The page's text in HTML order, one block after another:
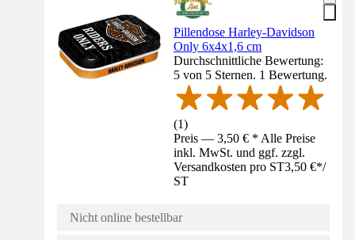
Pillendose Harley-Davidson
Only 6x4x1,6 cm
Durchschnittliche Bewertung:
5 von 5 Sternen. 1 Bewertung.
(1)
Preis — 3,50 € * Alle Preise
inkl. MwSt. und ggf. zzgl.
Versandkosten pro ST3,50 €*/
ST
Nicht online bestellbar